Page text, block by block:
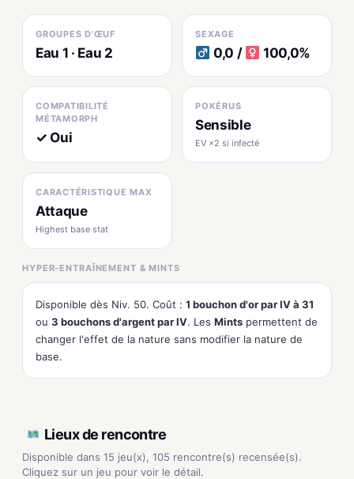
GROUPES D'ŒUF
Eau 1 · Eau 2
SEXAGE
0,0 / 100,0%
COMPATIBILITÉ
MÉTAMORPH
✓ Oui
POKÉRUS
Sensible
EV ×2 si infecté
CARACTÉRISTIQUE MAX
Attaque
Highest base stat
HYPER-ENTRAÎNEMENT & MINTS
Disponible dès Niv. 50. Coût : 1 bouchon d'or par IV à 31
ou 3 bouchons d'argent par IV. Les Mints permettent de
changer l'effet de la nature sans modifier la nature de
base.
Lieux de rencontre
Disponible dans 15 jeu(x), 105 rencontre(s) recensée(s).
Cliquez sur un jeu pour voir le détail.